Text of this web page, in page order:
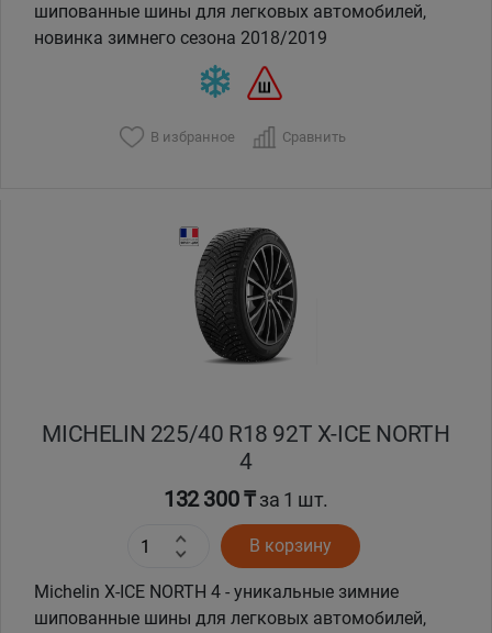
шипованные шины для легковых автомобилей,
новинка зимнего сезона 2018/2019
В избранное Сравнить
MICHELIN 225/40 R18 92T X-ICE NORTH
4
132 300 ₸за 1 шт.
В корзину
Michelin X-ICE NORTH 4 - уникальные зимние
шипованные шины для легковых автомобилей,